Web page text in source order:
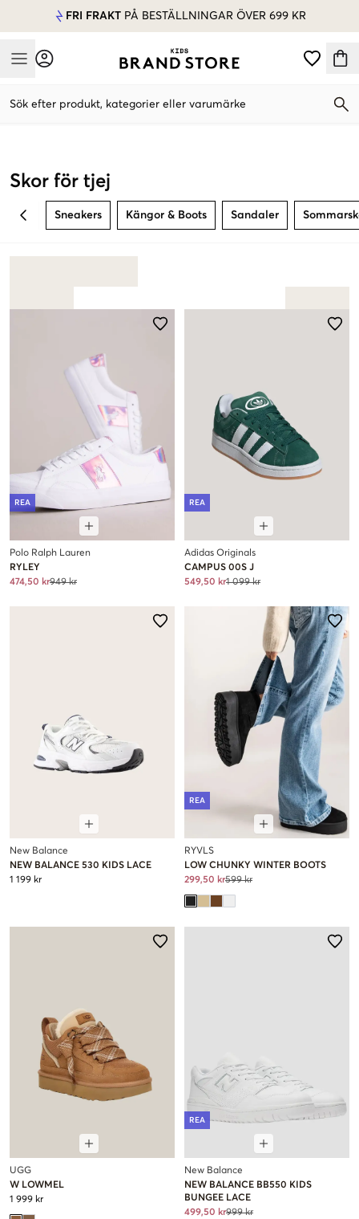
FRI FRAKT PÅ BESTÄLLNINGAR ÖVER 699 KR
Mobile Menu
Sök efter produkt, kategorier eller varumärke
Skor för tjej
BACK Sneakers Kängor & Boots Sandaler
REA
Polo Ralph Lauren
RYLEY
474,50 kr949 kr
REA
Adidas Originals
CAMPUS 00S J
549,50 kr1 099 kr
New Balance
NEW BALANCE 530 KIDS LACE
1 199 kr
REA
RYVLS
LOW CHUNKY WINTER BOOTS
299,50 kr599 kr
UGG
W LOWMEL
1 999 kr
REA
New Balance
NEW BALANCE BB550 KIDS
BUNGEE LACE
499,50 kr999 kr